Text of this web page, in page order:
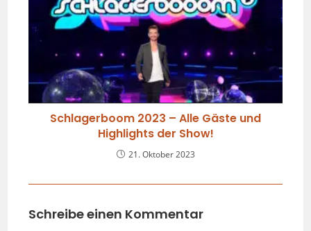
Schlagerboom 2023 – Alle Gäste und
Highlights der Show!
21. Oktober 2023
Schreibe einen Kommentar